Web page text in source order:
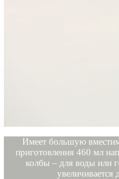
Имеет большую
приготовления 460 мл
колбы – для воды или
увеличивается